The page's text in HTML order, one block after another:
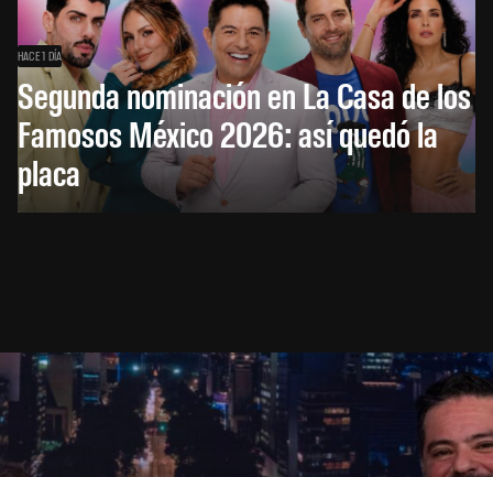
HACE 1 DÍA
Segunda nominación en La Casa de los
Famosos México 2026: así quedó la
placa